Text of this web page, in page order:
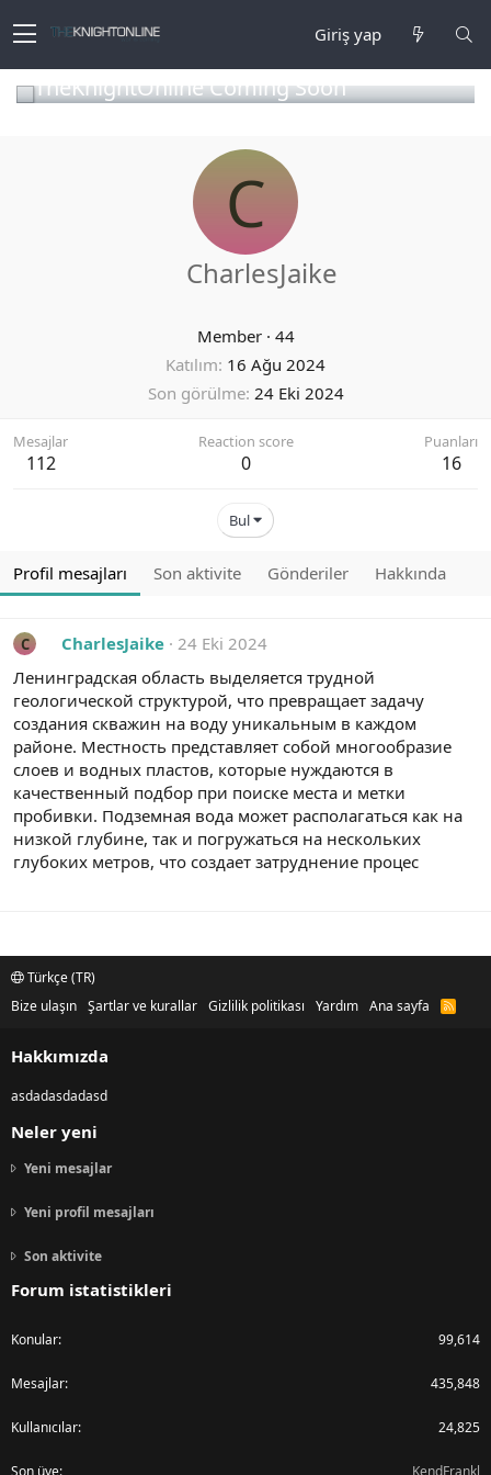
Giriş yap
TheKnightOnline Coming Soon
C
CharlesJaike
Member · 44
Katılım 16 Ağu 2024
Son görülme 24 Eki 2024
Mesajlar
112
Reaction score
0
Puanları
16
Bul
Profil mesajları Son aktivite Gönderiler Hakkında
C CharlesJaike
24 Eki 2024
Ленинградская область выделяется трудной
геологической структурой, что превращает задачу
создания скважин на воду уникальным в каждом
районе. Местность представляет собой многообразие
слоев и водных пластов, которые нуждаются в
качественный подбор при поиске места и метки
пробивки. Подземная вода может располагаться как на
низкой глубине, так и погружаться на нескольких
глубоких метров, что создает затруднение процес
Türkçe (TR)
Bize ulaşın Şartlar ve kurallar Gizlilik politikası Yardım Ana sayfa
R
Hakkımızda
asdadasdadasd
Neler yeni
Yeni mesajlar
Yeni profil mesajları
Son aktivite
Forum istatistikleri
Konular 99,614
Mesajlar 435,848
Kullanıcılar 24,825